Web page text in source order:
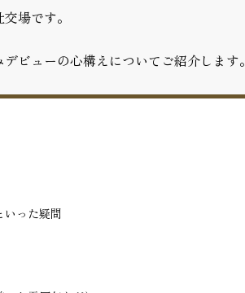
場です。
ビューの心構えについてご紹介します。
いった疑問